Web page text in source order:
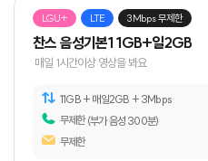
LGU+ LTE 3Mbps 무제한
찬스 음성기본11GB+일2GB
매일 1시간이상 영상을 봐요
11GB + 매일2GB + 3Mbps
무제한(부가 음성 300분)
무제한